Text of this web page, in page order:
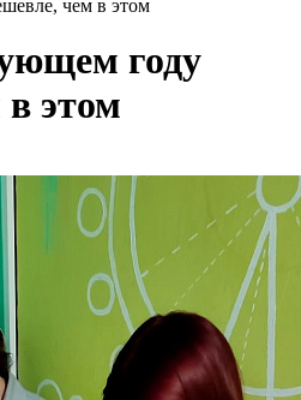
чем в этом
году
этом